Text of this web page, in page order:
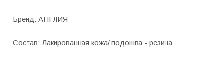
Бренд: АНГЛИЯ
Состав: Лакированная кожа/ подошва - резина